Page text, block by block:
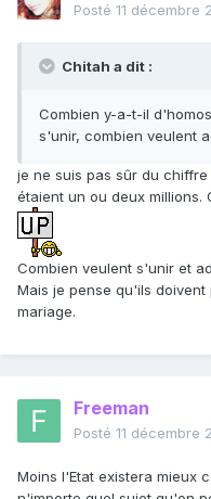
Posté 11 décembre
Chitah a dit :
Combien y-a-t-il
s'unir, combien veulent
je ne suis pas sûr du
étaient un ou deux
Combien veulent s'unir et
Mais je pense qu'ils
mariage.
Freeman
Posté 11 décembre
Moins l'Etat existera mieux